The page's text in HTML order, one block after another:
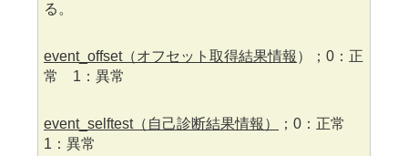
る。
event_offset（オフセット取得結果情報 ）；0：正
常 1：異常
event_selftest（自己診断結果情報）
；0：正常
1：異常